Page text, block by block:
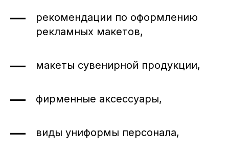
рекомендации по оформлению
рекламных макетов,
макеты сувенирной продукции,
фирменные аксессуары,
виды униформы персонала,
Заказать корпоративное обучение
Пройти обучение